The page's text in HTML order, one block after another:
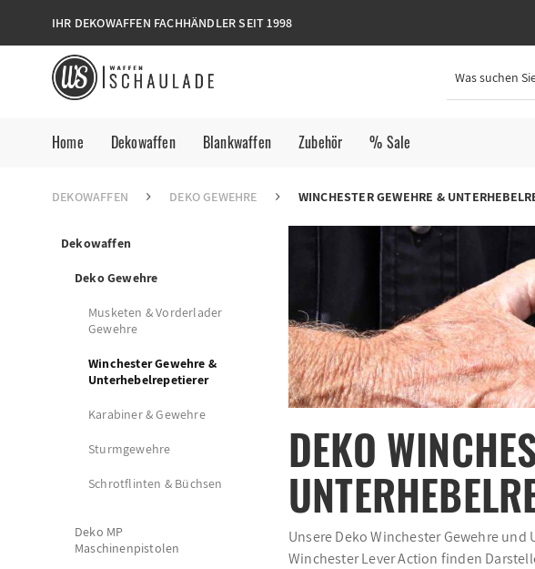
IHR DEKOWAFFEN FACHHÄNDLER SEIT 1998
Home Dekowaffen Blankwaffen Zubehör % Sale
DEKOWAFFEN DEKO GEWEHRE WINCHESTER GEWEHRE &
Dekowaffen
Deko Gewehre
Musketen & Vorderlader
Gewehre
Winchester Gewehre &
Unterhebelrepetierer
Karabiner & Gewehre
Sturmgewehre
Schrotflinten & Büchsen
Deko MP
Maschinenpistolen
DEKO
Unsere Deko Winchester Gewehre
Winchester Lever Action finden